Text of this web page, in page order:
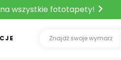
wszystkie fototapety!